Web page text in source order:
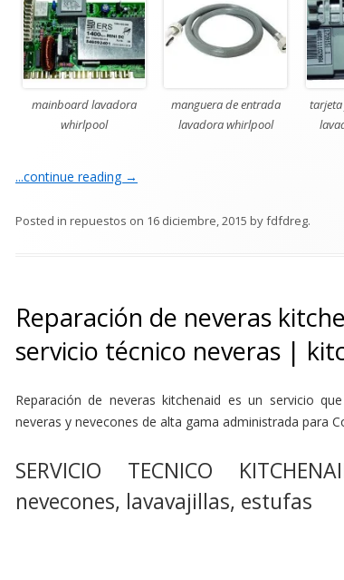
mainboard lavadora
whirlpool
manguera de entrada
lavadora whirlpool
...continue reading →
Posted in repuestos on 16 diciembre, 2015 byfdfdreg.
Reparación de neveras
servicio técnico neveras |
Reparación de neveras kitchenaid es un servicio
neveras y nevecones de alta gama administrada para
SERVICIO TECNICO
nevecones, lavavajillas, estufas